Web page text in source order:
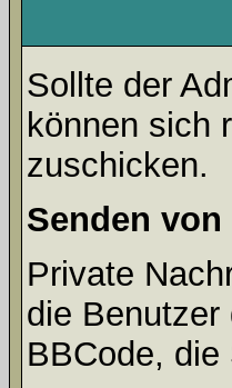
Sollte der
können sich
zuschicken.
Senden
Private
die
BBCode,